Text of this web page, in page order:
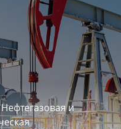
Нефтегазовая и